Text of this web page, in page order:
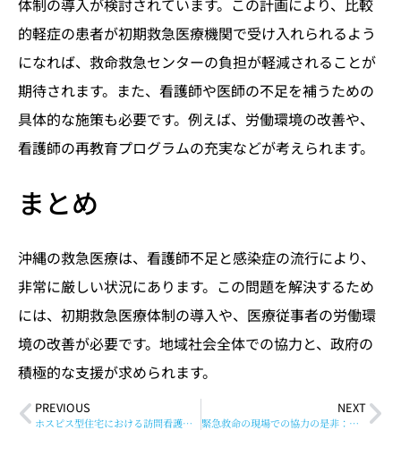
体制の導入が検討されています。この計画により、比較
的軽症の患者が初期救急医療機関で受け入れられるよう
になれば、救命救急センターの負担が軽減されることが
期待されます。また、看護師や医師の不足を補うための
具体的な施策も必要です。例えば、労働環境の改善や、
看護師の再教育プログラムの充実などが考えられます。
まとめ
沖縄の救急医療は、看護師不足と感染症の流行により、
非常に厳しい状況にあります。この問題を解決するため
には、初期救急医療体制の導入や、医療従事者の労働環
境の改善が必要です。地域社会全体での協力と、政府の
積極的な支援が求められます。
PREVIOUS
ホスピス型住宅における訪問看護の実態と課題：患者を守るために
NEXT
緊急救命の現場での協力の是非：医療従事者の役割と法的問題